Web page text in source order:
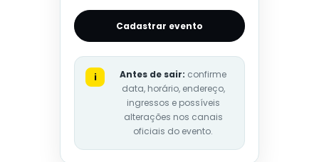
Cadastrar evento
i Antes de sair: confirme
data, horário, endereço,
ingressos e possíveis
alterações nos canais
oficiais do evento.